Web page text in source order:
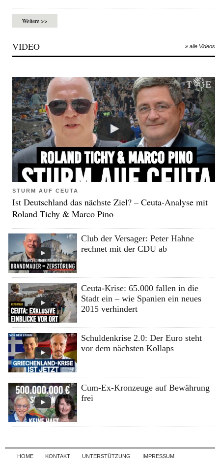
Weitere >>
VIDEO » alle Videos
STURM AUF CEUTA
Ist Deutschland das nächste Ziel? – Ceuta-Analyse mit
Roland Tichy & Marco Pino
Club der Versager: Peter Hahne
rechnet mit der CDU ab
Ceuta-Krise: 65.000 fallen in die
Stadt ein – wie Spanien ein neues
2015 verhindert
Schuldenkrise 2.0: Der Euro steht
vor dem nächsten Kollaps
Cum-Ex-Kronzeuge auf Bewährung
frei
Skip to content
HOME KONTAKT UNTERSTÜTZUNG IMPRESSUM